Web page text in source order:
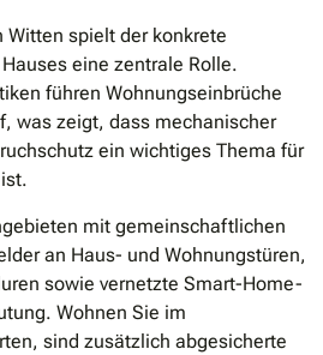
Witten spielt der konkrete
eine zentrale Rolle.
führen Wohnungseinbrüche
was zeigt, dass mechanischer
ein wichtiges Thema für
mit gemeinschaftlichen
an Haus- und Wohnungstüren,
sowie vernetzte Smart-Home-
Wohnen Sie im
sind zusätzlich abgesicherte